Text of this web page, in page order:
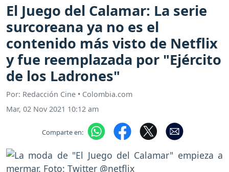
El Juego del Calamar: La serie
surcoreana ya no es el
contenido más visto de Netflix
y fue reemplazada por "Ejército
de los Ladrones"
Por: Redacción Cine • Colombia.com
Mar, 02 Nov 2021 10:12 am
Comparte en: